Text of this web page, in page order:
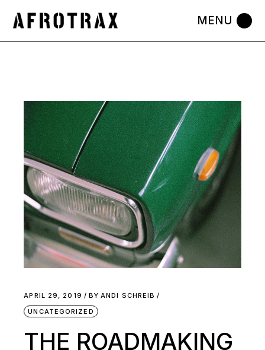
APRIL 29, 2019 BY ANDI SCHREIB
UNCATEGORIZED
THE ROADMAKING